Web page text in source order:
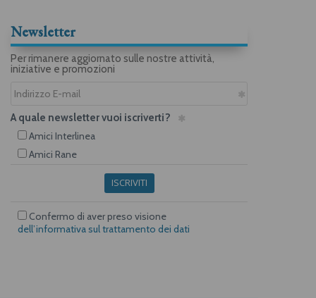
Newsletter
Per rimanere aggiornato sulle nostre attività,
iniziative e promozioni
A quale newsletter vuoi iscriverti?
Amici Interlinea
Amici Rane
ISCRIVITI
Confermo di aver preso visione
dell’informativa sul trattamento dei dati